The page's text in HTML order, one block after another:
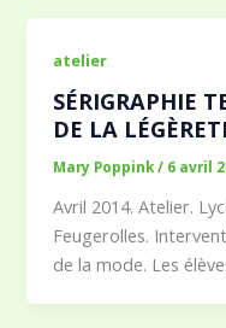
atelier
SÉRIGRAPHIE
DE LA
Mary Poppink/ 6 avril
Avril 2014. Atelier.
Feugerolles.
de la mode. Les